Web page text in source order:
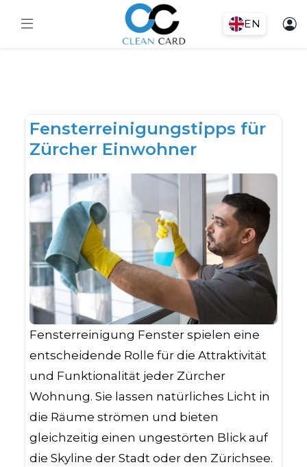
EN
Fensterreinigungstipps für
Zürcher Einwohner
Fensterreinigung Fenster spielen eine
entscheidende Rolle für die Attraktivität
und Funktionalität jeder Zürcher
Wohnung. Sie lassen natürliches Licht in
die Räume strömen und bieten
gleichzeitig einen ungestörten Blick auf
die Skyline der Stadt oder den Zürichsee.